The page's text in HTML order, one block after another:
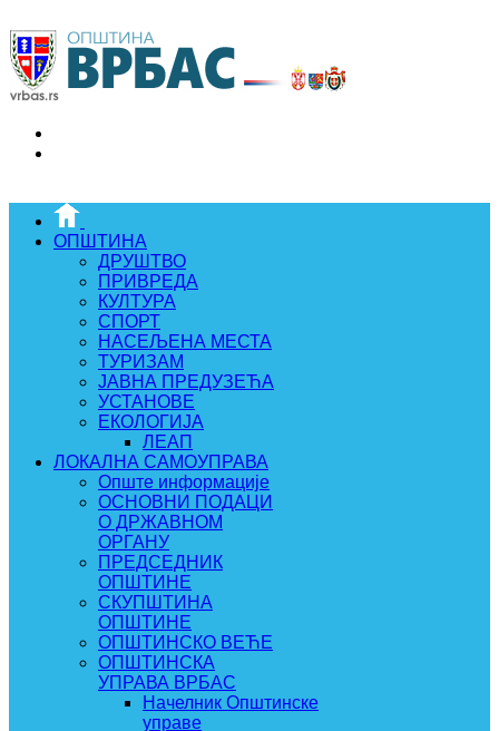
ОПШТИНА
ДРУШТВО
ПРИВРЕДА
КУЛТУРА
СПОРТ
НАСЕЉЕНА МЕСТА
ТУРИЗАМ
ЈАВНА ПРЕДУЗЕЋА
УСТАНОВЕ
ЕКОЛОГИЈА
ЛЕАП
ЛОКАЛНА САМОУПРАВА
Опште информације
ОСНОВНИ ПОДАЦИ
О ДРЖАВНОМ
ОРГАНУ
ПРЕДСЕДНИК
ОПШТИНЕ
СКУПШТИНА
ОПШТИНЕ
ОПШТИНСКО ВЕЋЕ
ОПШТИНСКА
УПРАВА ВРБАС
Начелник Општинске
управе